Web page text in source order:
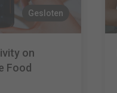
Gesloten
on
Food